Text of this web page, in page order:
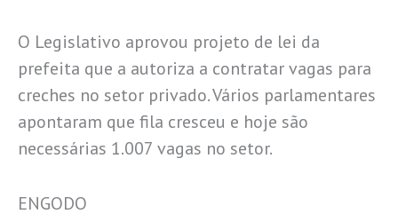
O Legislativo aprovou projeto de lei da
prefeita que a autoriza a contratar vagas para
creches no setor privado. Vários parlamentares
apontaram que fila cresceu e hoje são
necessárias 1.007 vagas no setor.
ENGODO